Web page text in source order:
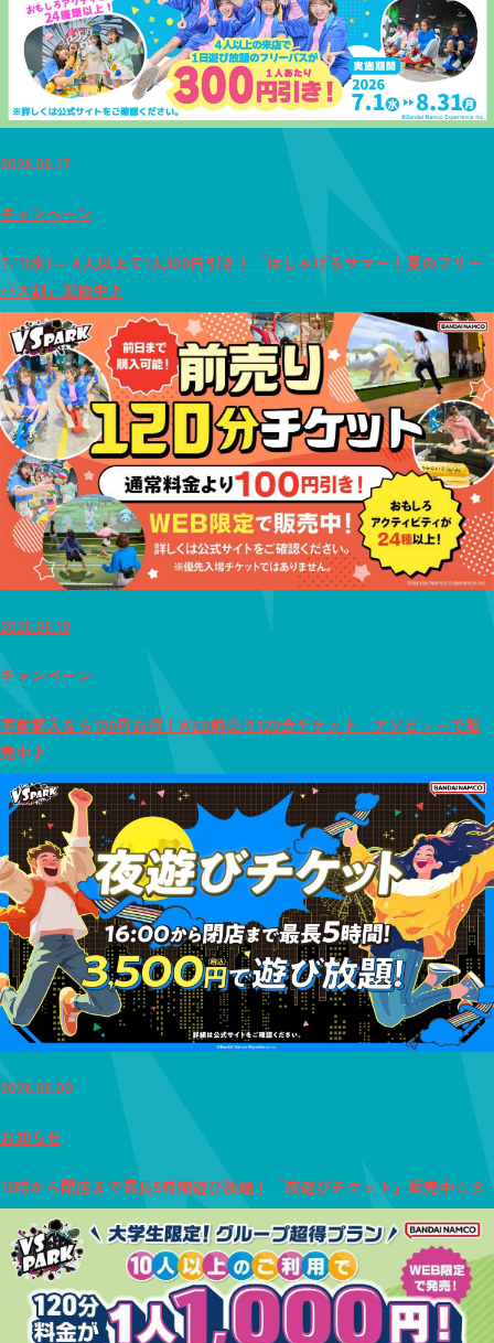
2026.06.17
キャンペーン
7/1(水)～ 4人以上で1人300円引き！「はしゃげるサマー！夏のフリー
パス割」実施中♪
2026.06.10
キャンペーン
事前購入なら100円お得！WEB前売り120分チケット アソビューで販
売中♪
2026.06.09
お知らせ
16時から閉店まで最長5時間遊び放題！「夜遊びチケット」販売中☆彡